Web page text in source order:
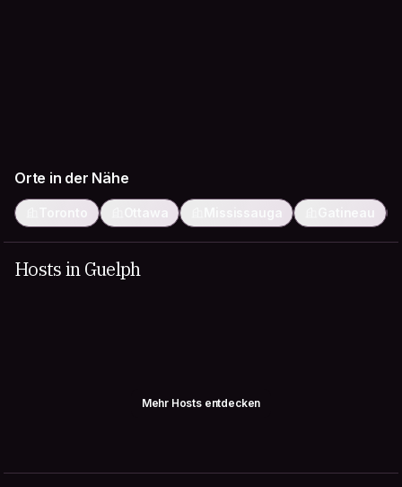
Orte in der Nähe
Toronto Ottawa Mississauga Gatineau
Hosts in Guelph
Mehr Hosts entdecken